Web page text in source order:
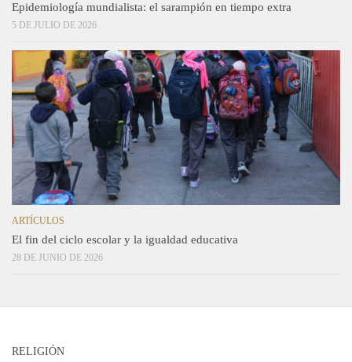
Epidemiología mundialista: el sarampión en tiempo extra
5 DE JULIO DE 2026
ARTÍCULOS
El fin del ciclo escolar y la igualdad educativa
28 DE JUNIO DE 2026
RELIGIÓN